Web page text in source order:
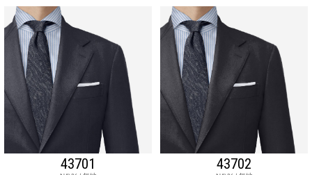
43701 43702